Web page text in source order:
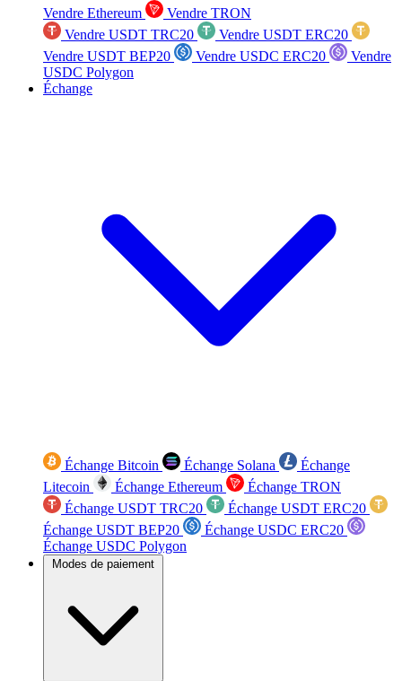
Vendre Ethereum
Vendre TRON
Vendre USDT TRC20
Vendre USDT ERC20
Vendre USDT BEP20
Vendre USDC ERC20
Vendre
USDC Polygon
Échange
Échange Bitcoin Échange Solana
Échange
Litecoin
Échange Ethereum
Échange TRON
Échange USDT TRC20
Échange USDT ERC20
Échange USDT BEP20
Échange USDC ERC20
Échange USDC Polygon
Modes de paiement